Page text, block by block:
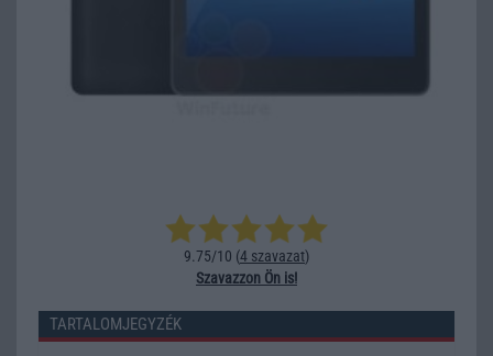
9.75/10 (4 szavazat)
Szavazzon Ön is!
TARTALOMJEGYZÉK